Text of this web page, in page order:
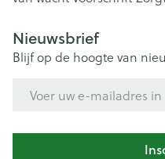
Nieuwsbrief
Blijf op de hoogte van